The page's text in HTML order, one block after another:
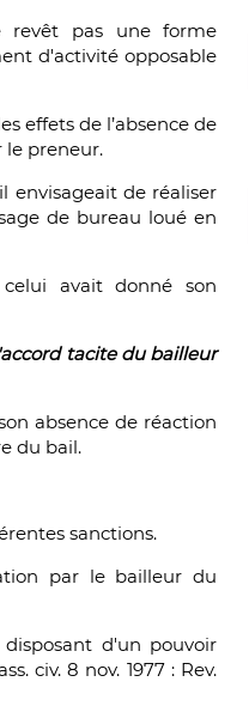
revêt pas une forme
d'activité opposable
effets de l’absence de
le preneur.
envisageait de réaliser
de bureau loué en
avait donné son
tacite du bailleur
absence de réaction
du bail.
sanctions.
par le bailleur du
d'un pouvoir
civ. 8 nov. 1977 : Rev.